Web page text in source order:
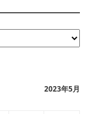
2023年5月